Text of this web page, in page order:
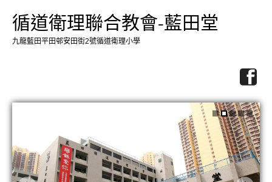
循道衛理聯合教會-藍田堂
九龍藍田平田邨安田街2號循道衛理小學